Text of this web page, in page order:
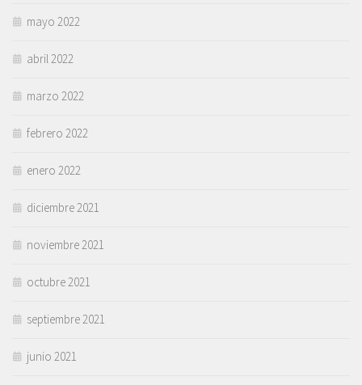
mayo 2022
abril 2022
marzo 2022
febrero 2022
enero 2022
diciembre 2021
noviembre 2021
octubre 2021
septiembre 2021
junio 2021